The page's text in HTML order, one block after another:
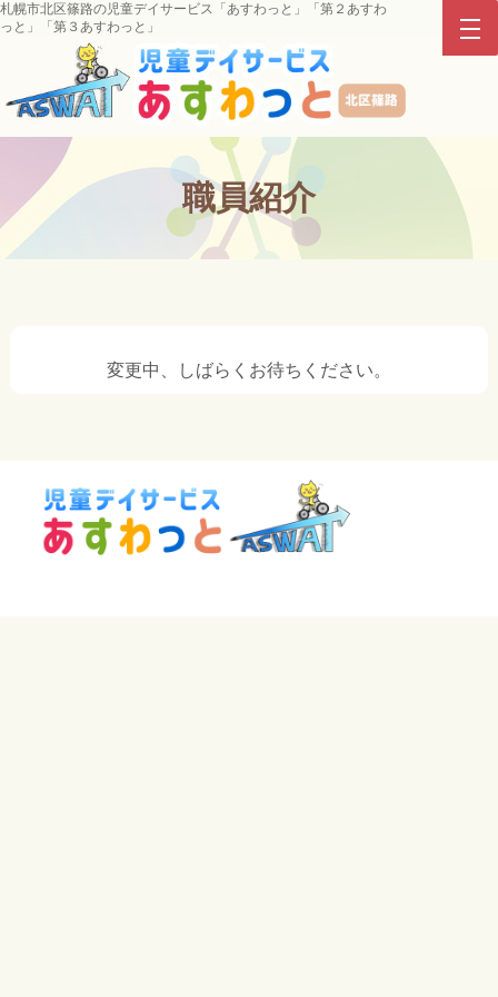
札幌市北区篠路の児童デイサービス「あすわっと」「第２あすわ
っと」「第３あすわっと」
職員紹介
変更中、しばらくお待ちください。